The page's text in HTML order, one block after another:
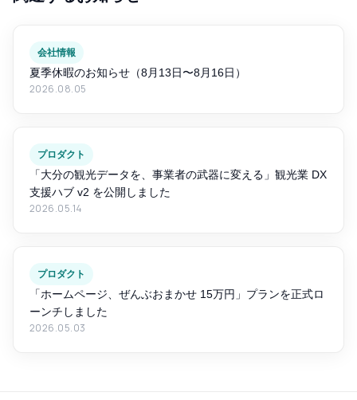
会社情報
夏季休暇のお知らせ（8月13日〜8月16日）
2026.08.05
プロダクト
「大分の観光データを、事業者の武器に変える」観光業 DX
支援ハブ v2 を公開しました
2026.05.14
プロダクト
「ホームページ、ぜんぶおまかせ 15万円」プランを正式ロ
ーンチしました
2026.05.03